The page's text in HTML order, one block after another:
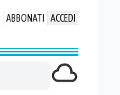
ABBONATI ACCEDI